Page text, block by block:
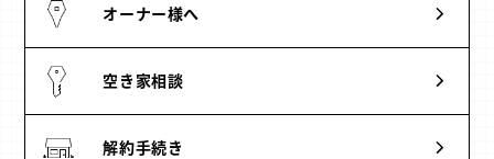
オーナー様へ
空き家相談
解約手続き